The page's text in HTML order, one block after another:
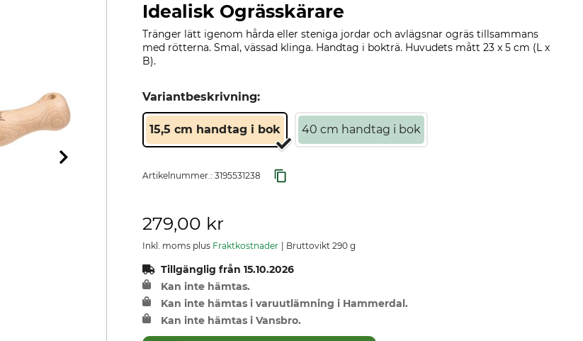
Idealisk Ogrässkärare
Tränger lätt igenom hårda eller steniga jordar och avlägsnar ogräs tillsammans
med rötterna. Smal, vässad klinga. Handtag i bokträ. Huvudets mått 23 x 5 cm (L x
B).
Variantbeskrivning:
15,5 cm handtag i bok 40 cm handtag i bok
Artikelnummer.: 3195531238
279,00 kr
Inkl. moms plus Fraktkostnader Bruttovikt 290 g
Tillgänglig från 15.10.2026
Kan inte hämtas.
Kan inte hämtas i varuutlämning i Hammerdal.
Kan inte hämtas i Vansbro.